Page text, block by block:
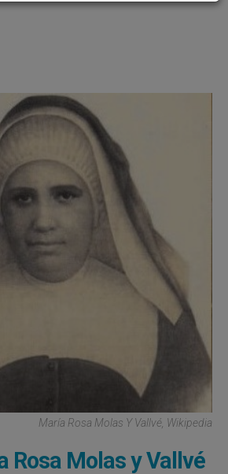
María Rosa Molas Y Vallvé, Wikipedia
Rosa Molas y Vallvé